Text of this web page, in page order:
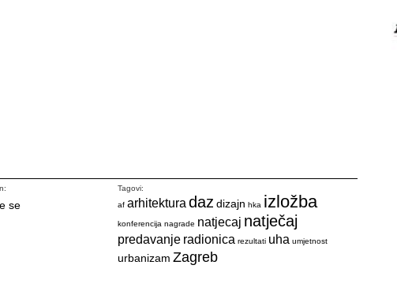
se
Tagovi:
af arhitektura daz dizajn hka izložba
konferencija nagrade natjecaj natječaj
predavanje radionica rezultati uha umjetnost
urbanizam Zagreb